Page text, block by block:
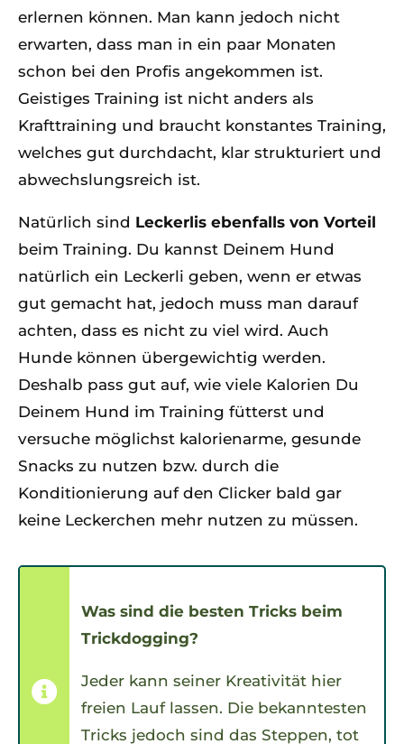
erlernen können. Man kann jedoch nicht
erwarten, dass man in ein paar Monaten
schon bei den Profis angekommen ist.
Geistiges Training ist nicht anders als
Krafttraining und braucht konstantes Training,
welches gut durchdacht, klar strukturiert und
abwechslungsreich ist.
Natürlich sind Leckerlis ebenfalls von Vorteil
beim Training. Du kannst Deinem Hund
natürlich ein Leckerli geben, wenn er etwas
gut gemacht hat, jedoch muss man darauf
achten, dass es nicht zu viel wird. Auch
Hunde können übergewichtig werden.
Deshalb pass gut auf, wie viele Kalorien Du
Deinem Hund im Training fütterst und
versuche möglichst kalorienarme, gesunde
Snacks zu nutzen bzw. durch die
Konditionierung auf den Clicker bald gar
keine Leckerchen mehr nutzen zu müssen.
Was sind die besten Tricks beim
Trickdogging?
Jeder kann seiner Kreativität hier
freien Lauf lassen. Die bekanntesten
Tricks jedoch sind das Steppen, tot